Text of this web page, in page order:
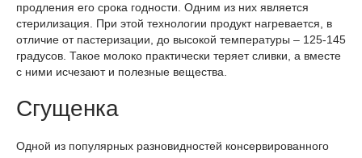
продления его срока годности. Одним из них является
стерилизация. При этой технологии продукт нагревается, в
отличие от пастеризации, до высокой температуры – 125-145
градусов. Такое молоко практически теряет сливки, а вместе
с ними исчезают и полезные вещества.
Сгущенка
Одной из популярных разновидностей консервированного